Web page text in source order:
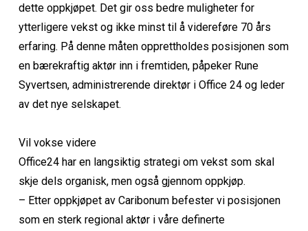
dette oppkjøpet. Det gir oss bedre muligheter for
ytterligere vekst og ikke minst til å videreføre 70 års
erfaring. På denne måten opprettholdes posisjonen som
en bærekraftig aktør inn i fremtiden, påpeker Rune
Syvertsen, administrerende direktør i Office 24 og leder
av det nye selskapet.
Vil vokse videre
Office24 har en langsiktig strategi om vekst som skal
skje dels organisk, men også gjennom oppkjøp.
– Etter oppkjøpet av Caribonum befester vi posisjonen
som en sterk regional aktør i våre definerte